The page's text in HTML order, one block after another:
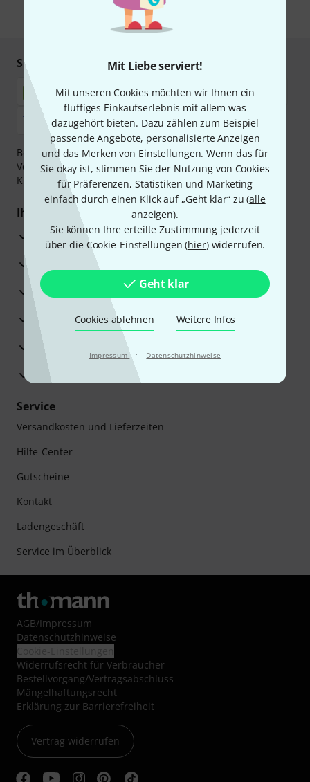
Mit Liebe serviert!
Mit unseren Cookies möchten wir Ihnen ein
fluffiges Einkaufserlebnis mit allem was
dazugehört bieten. Dazu zählen zum Beispiel
passende Angebote, personalisierte Anzeigen
und das Merken von Einstellungen. Wenn das für
Sie okay ist, stimmen Sie der Nutzung von Cookies
für Präferenzen, Statistiken und Marketing
einfach durch einen Klick auf „Geht klar“ zu (alle
anzeigen).
Sie können Ihre erteilte Zustimmung jederzeit
über die Cookie-Einstellungen (hier) widerrufen.
Geht klar
Cookies ablehnen Weitere Infos
Impressum · Datenschutzhinweise
* Pflichtfeld
Sicher einkaufen & bezahlen
Bezahlen Sie vertraulich und sicher per Nachnahme,
Vorkasse, PayPal, Amazon Pay,Klarna Sofort bezahlen,
Klarna Ratenzahlungoder Kreditkarte.
Ihre Vorteile
3 Jahre Thomann Garantie
30 Tage Money-Back-Garantie
Reparaturservice
Beratung durch Fachexperten
Zufriedenheitsgarantie
Europas größtes Versandlager
Service
Versandkosten und Lieferzeiten
Hilfe-Center
Gutscheine
Kontakt
Ladengeschäft
Service im Überblick
AGB/Impressum
Datenschutzhinweise
Widerrufsrecht für Verbraucher
Bestellvorgang/Vertragsabschluss
Mängelhaftungsrecht
Erklärung zur Barrierefreiheit
Vertrag widerrufen